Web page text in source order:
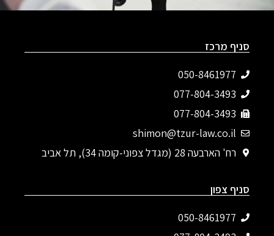
סניף מרכז
050-8461977
077-804-3493‬
077-804-3493
shimon@tzur-law.co.il
רח' הארבעה 28 (מגדל צפוני-קומה 34), תל אביב
סניף צפון
050-8461977